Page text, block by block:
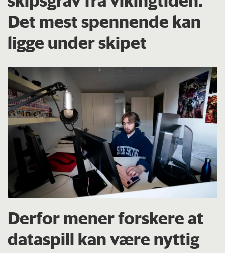
Det mest spennende kan
ligge under skipet
Derfor mener forskere at
dataspill kan være nyttig